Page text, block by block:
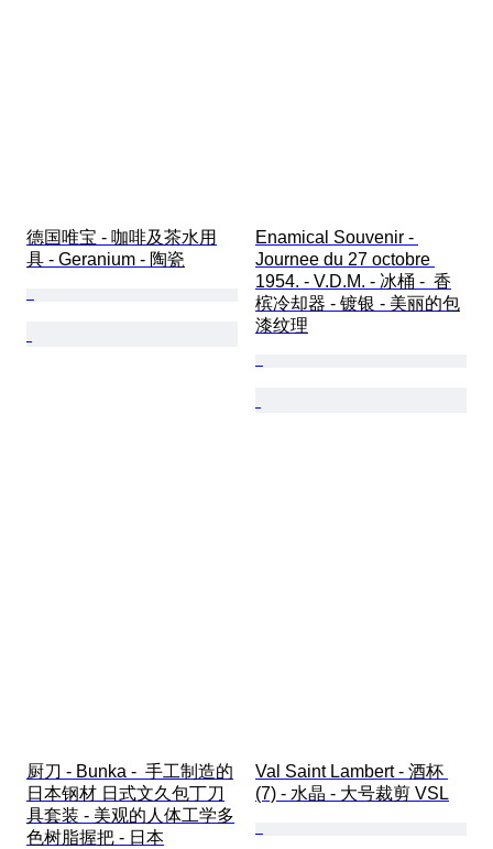
德国唯宝 - 咖啡及茶水用
具 - Geranium - 陶瓷
Enamical Souvenir -
Journee du 27 octobre
1954. - V.D.M. - 冰桶 -  香
槟冷却器 - 镀银 - 美丽的包
漆纹理
厨刀 - Bunka -  手工制造的
日本钢材 日式文久包丁刀
具套装 - 美观的人体工学多
色树脂握把 - 日本
Val Saint Lambert - 酒杯
(7) - 水晶 - 大号裁剪 VSL